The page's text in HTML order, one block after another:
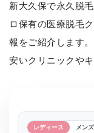
新大久保で永久脱
ロ保有の医療脱毛
報をご紹介します
安いクリニックや
レディース メンズ